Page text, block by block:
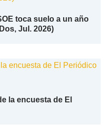
toca suelo a un año
Jul. 2026)
la encuesta de El